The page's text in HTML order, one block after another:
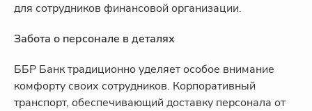
для сотрудников финансовой организации.
Забота о персонале в деталях
ББР Банк традиционно уделяет особое внимание
комфорту своих сотрудников. Корпоративный
транспорт, обеспечивающий доставку персонала от